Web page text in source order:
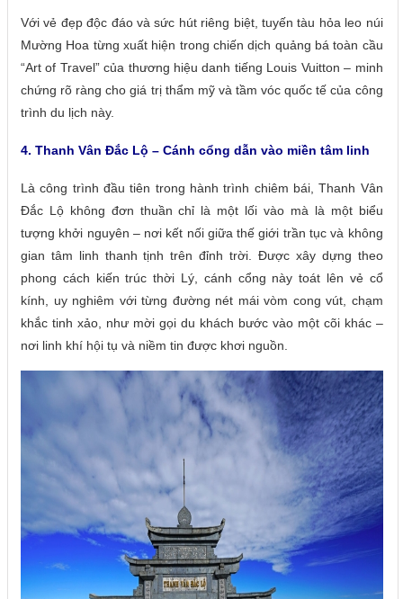
Với vẻ đẹp độc đáo và sức hút riêng biệt, tuyến tàu hỏa leo núi
Mường Hoa từng xuất hiện trong chiến dịch quảng bá toàn cầu
“Art of Travel” của thương hiệu danh tiếng Louis Vuitton – minh
chứng rõ ràng cho giá trị thẩm mỹ và tầm vóc quốc tế của công
trình du lịch này.
4. Thanh Vân Đắc Lộ – Cánh cổng dẫn vào miền tâm linh
Là công trình đầu tiên trong hành trình chiêm bái, Thanh Vân
Đắc Lộ không đơn thuần chỉ là một lối vào mà là một biểu
tượng khởi nguyên – nơi kết nối giữa thế giới trần tục và không
gian tâm linh thanh tịnh trên đỉnh trời. Được xây dựng theo
phong cách kiến trúc thời Lý, cánh cổng này toát lên vẻ cổ
kính, uy nghiêm với từng đường nét mái vòm cong vút, chạm
khắc tinh xảo, như mời gọi du khách bước vào một cõi khác –
nơi linh khí hội tụ và niềm tin được khơi nguồn.